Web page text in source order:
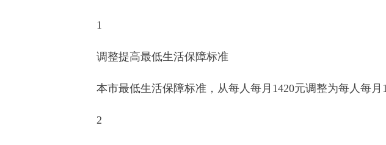
1
调整提高最低生活保障标准
本市最低生活保障标准，从每人每月1420元调整为每人每月
2